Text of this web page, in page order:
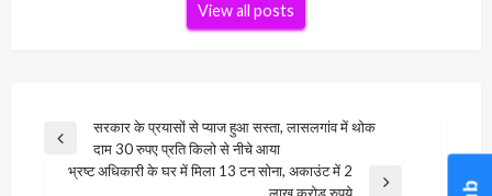
View all posts
Post
navigation
Previous
Post
सरकार के प्रयासों से प्‍याज हुआ सस्‍ता, लासलगांव में थोक
दाम 30 रुपए प्रति किलो से नीचे आया
भ्रष्ट अधिकारी के घर में मिला 13 टन सोना, अकाउंट में 2